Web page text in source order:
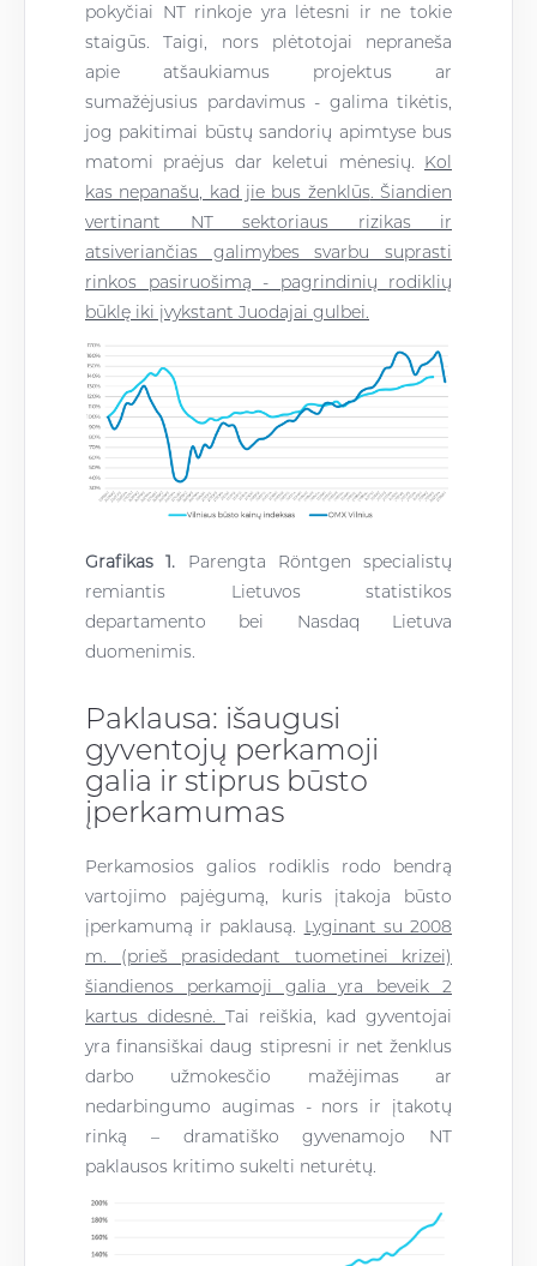
pokyčiai NT rinkoje yra lėtesni ir ne tokie
staigūs. Taigi, nors plėtotojai nepraneša
apie atšaukiamus projektus ar
sumažėjusius pardavimus - galima tikėtis,
jog pakitimai būstų sandorių apimtyse bus
matomi praėjus dar keletui mėnesių. Kol
kas nepanašu, kad jie bus ženklūs. Šiandien
vertinant NT sektoriaus rizikas ir
atsiveriančias galimybes svarbu suprasti
rinkos pasiruošimą - pagrindinių rodiklių
būklę iki įvykstant Juodajai gulbei.
Grafikas1.
Parengta Röntgen specialistų
remiantis Lietuvos statistikos
departamento bei Nasdaq Lietuva
duomenimis.
Paklausa: išaugusi
gyventojų perkamoji
galia ir stiprus būsto
įperkamumas
Perkamosios galios rodiklis rodo bendrą
vartojimo pajėgumą, kuris įtakoja būsto
įperkamumą ir paklausą. Lyginant su 2008
m. (prieš prasidedant tuometinei krizei)
šiandienos perkamoji galia yra beveik 2
kartus didesnė. Tai reiškia, kad gyventojai
yra finansiškai daug stipresni ir net ženklus
darbo užmokesčio mažėjimas ar
nedarbingumo augimas - nors ir įtakotų
rinką – dramatiško gyvenamojo NT
paklausos kritimo sukelti neturėtų.